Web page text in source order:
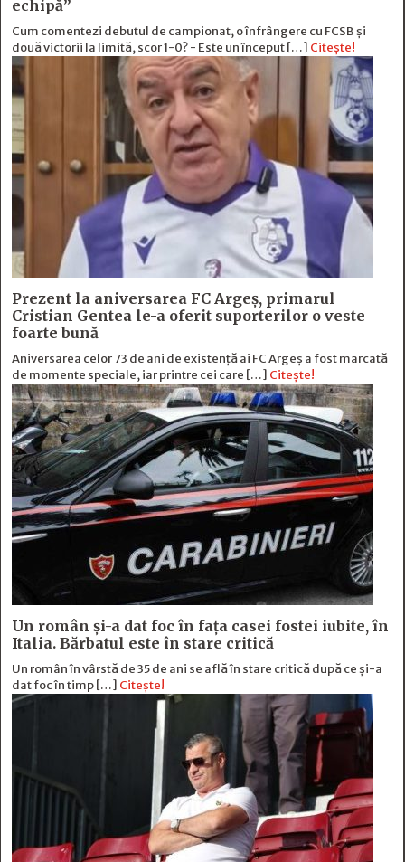
echipă”
Cum comentezi debutul de campionat, o înfrângere cu FCSB și
două victorii la limită, scor 1-0? - Este un început […] Citește!
Prezent la aniversarea FC Argeș, primarul
Cristian Gentea le-a oferit suporterilor o veste
foarte bună
Aniversarea celor 73 de ani de existență ai FC Argeș a fost marcată
de momente speciale, iar printre cei care […] Citește!
Un român și-a dat foc în fața casei fostei iubite, în
Italia. Bărbatul este în stare critică
Un român în vârstă de 35 de ani se află în stare critică după ce și-a
dat foc în timp […] Citește!